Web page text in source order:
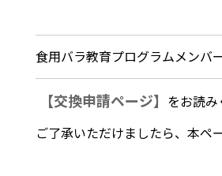
食用バラ教育プログラムメン
【交換申請ページ】 をお読
ご了承いただけましたら、本ペ